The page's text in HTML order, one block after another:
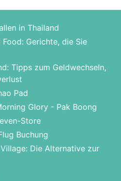
in Thailand
Gerichte, die Sie
Tipps zum Geldwechseln,
Pad
Glory - Pak Boong
Store
Buchung
Village: Die Alternative zur